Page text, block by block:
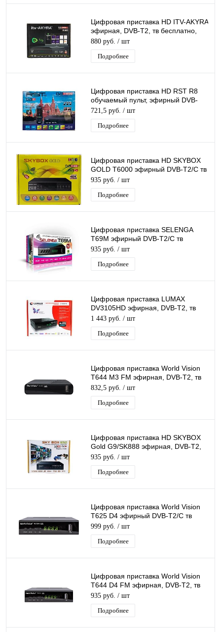
Цифровая приставка HD ITV-AKYRA
эфирная, DVB-T2, тв бесплатно,
тюнер, ресивер, приемник
880 руб. / шт
Подробнее
Цифровая приставка HD RST R8
обучаемый пульт, эфирный DVB-
T2/C тв ресивер бесплатное тв
721,5 руб. / шт
Подробнее
Цифровая приставка HD SKYBOX
GOLD T6000 эфирный DVB-T2/C тв
приставка бесплатное тв тюнер
медиаплеер
935 руб. / шт
Подробнее
Цифровая приставка SELENGA
T69M эфирный DVB-T2/C тв
ресивер, тюнер бесплатного IPTV,
медиаплеер
935 руб. / шт
Подробнее
Цифровая приставка LUMAX
DV3105HD эфирная, DVB-T2, тв
бесплатно, тюнер, ресивер,
приемник. тв
1 443 руб. / шт
Подробнее
Цифровая приставка World Vision
T644 M3 FM эфирная, DVB-T2, тв
бесплатно, тюнер, ресивер,
приемник
832,5 руб. / шт
Подробнее
Цифровая приставка HD SKYBOX
Gold G9/SK888 эфирная, DVB-T2,
тв бесплатно, тюнер, ресивер,
приемник
935 руб. / шт
Подробнее
Цифровая приставка World Vision
T625 D4 эфирный DVB-T2/C тв
приставка бесплатное тв тюнер
медиаплеер
999 руб. / шт
Подробнее
Цифровая приставка World Vision
T644 D4 FM эфирная, DVB-T2, тв
бесплатно, тюнер, ресивер,
приемник
935 руб. / шт
Подробнее